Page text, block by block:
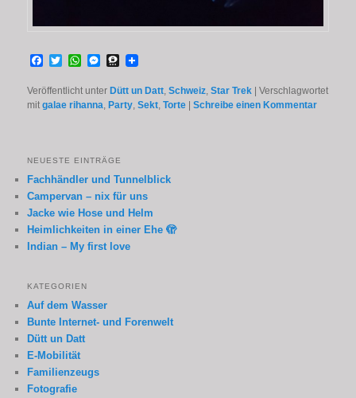
Facebook
TwitterWhatsApp
Messenger
Threema
Veröffentlicht unter Dütt un Datt ,Schweiz ,Star Trek |Verschlagwortet
mit galae rihanna ,Party ,Sekt ,Torte |Schreibe einen Kommentar
NEUESTE EINTRÄGE
Fachhändler und Tunnelblick
Campervan – nix für uns
Jacke wie Hose und Helm
Heimlichkeiten in einer Ehe 🫣
Indian – My first love
KATEGORIEN
Auf dem Wasser
Bunte Internet- und Forenwelt
Dütt un Datt
E-Mobilität
Familienzeugs
Fotografie